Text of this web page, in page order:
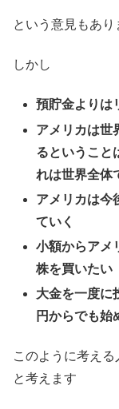
という意見もあり
しかし
預貯金よりは
アメリカは世
るということ
れは世界全体
アメリカは今
ていく
小額からアメ
株を買いたい
大金を一度に
円からでも始
このように考え
と考えます